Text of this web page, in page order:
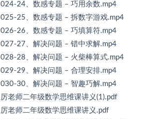
024-24、数感专题 – 巧用余数.mp4
025-25、数感专题 – 拆数字游戏.mp4
026-26、数感专题 – 巧填算符.mp4
027-27、解决问题 – 错中求解.mp4
028-28、解决问题 – 火柴棒算式.mp4
029-29、解决问题 – 合理安排.mp4
030-30、解决问题 – 智趣巧解.mp4
厉老师二年级数学思维课讲义(1).pdf
厉老师二年级数学思维课讲义.pdf